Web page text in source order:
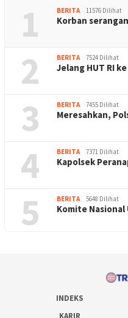
1 BERITA 11576 Dilihat
Korban
2 BERITA 7524 Dilihat
Jelang HUT RI
3 BERITA 7455 Dilihat
Meresahkan,
4 BERITA 7371 Dilihat
Kapolsek
5 BERITA 5648 Dilihat
Komite
INDEKS
KARIR